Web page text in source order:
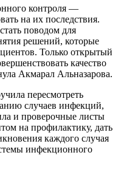
контроля —
на их последствия.
поводом для
решений, которые
Только открытый
качество
Акмарал Альназарова.
пересмотреть
случаев инфекций,
и проверочные листы
на профилактику, дать
каждого случая
инфекционного